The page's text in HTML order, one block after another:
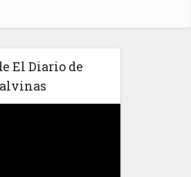
El Diario de